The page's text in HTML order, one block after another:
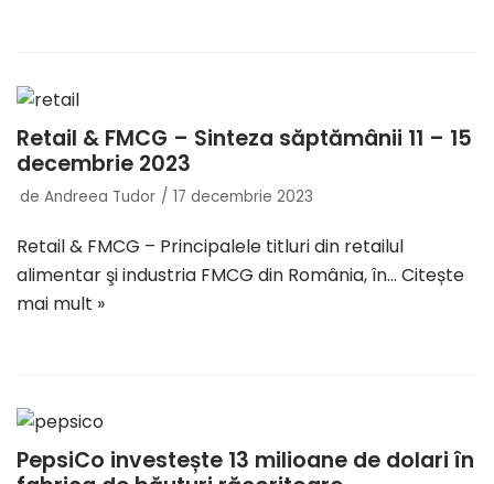
Retail & FMCG – Sinteza săptămânii 11 – 15
decembrie 2023
de Andreea Tudor 17 decembrie 2023
Retail & FMCG – Principalele titluri din retailul
alimentar şi industria FMCG din România, în… Citește
mai mult »
PepsiCo investește 13 milioane de dolari în